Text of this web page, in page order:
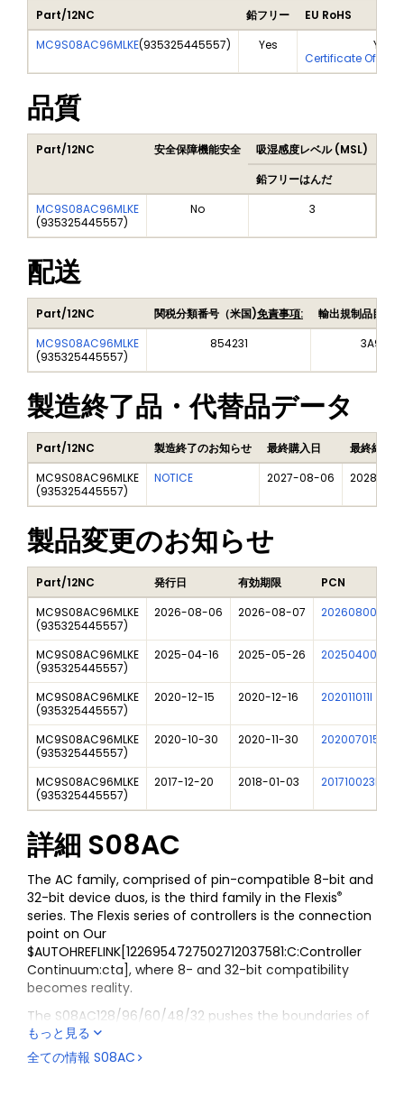
Part/12NC 鉛フリー
EU RoHS
MC9S08AC96MLKE(935325445557) Yes
Yes
Certificate Of
品質
Part/12NC 安全保障機能安全 吸湿感度レベル (MSL)
鉛フリーはんだ
MC9S08AC96MLKE
(935325445557)
No 3
配送
Part/12NC 関税分類番号（米国)免責事項:
輸出規制品目番
MC9S08AC96MLKE
(935325445557)
854231
製造終了品・代替品データ
Part/12NC 製造終了のお知らせ 最終購入日
最終納品日
MC9S08AC96MLKE
(935325445557)
NOTICE 2027-08-06 2028-
製品変更のお知らせ
Part/12NC 発行日 有効期限
PCN
MC9S08AC96MLKE
(935325445557)
2026-08-06 2026-08-07 202608007DN
MC9S08AC96MLKE
(935325445557)
2025-04-16 2025-05-26 202504007I
MC9S08AC96MLKE
(935325445557)
2020-12-15 2020-12-16 202011011I
MC9S08AC96MLKE
(935325445557)
2020-10-30 2020-11-30 202007015I
MC9S08AC96MLKE
(935325445557)
2017-12-20 2018-01-03 201710023I
詳細 S08AC
The AC family, comprised of pin-compatible 8-bit and
32-bit device duos, is the third family in the Flexis®
series. The Flexis series of controllers is the connection
point on Our
$AUTOHREFLINK[1226954727502712037581:C:Controller
Continuum:cta], where 8- and 32-bit compatibility
becomes reality.
The S08AC128/96/60/48/32 pushes the boundaries of
the 8-bit architecture performance with 128 KB of
flash, three timer/pulse-width modulators (PWM), 16-
もっと見る
全ての情報 S08AC